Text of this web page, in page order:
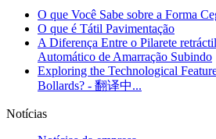
O que Você Sabe sobre a Forma
O que é Tátil Pavimentação
A Diferença Entre o Pilarete
Automático de Amarração Subindo
Exploring the Technological
Bollards? - 翻译中...
Notícias